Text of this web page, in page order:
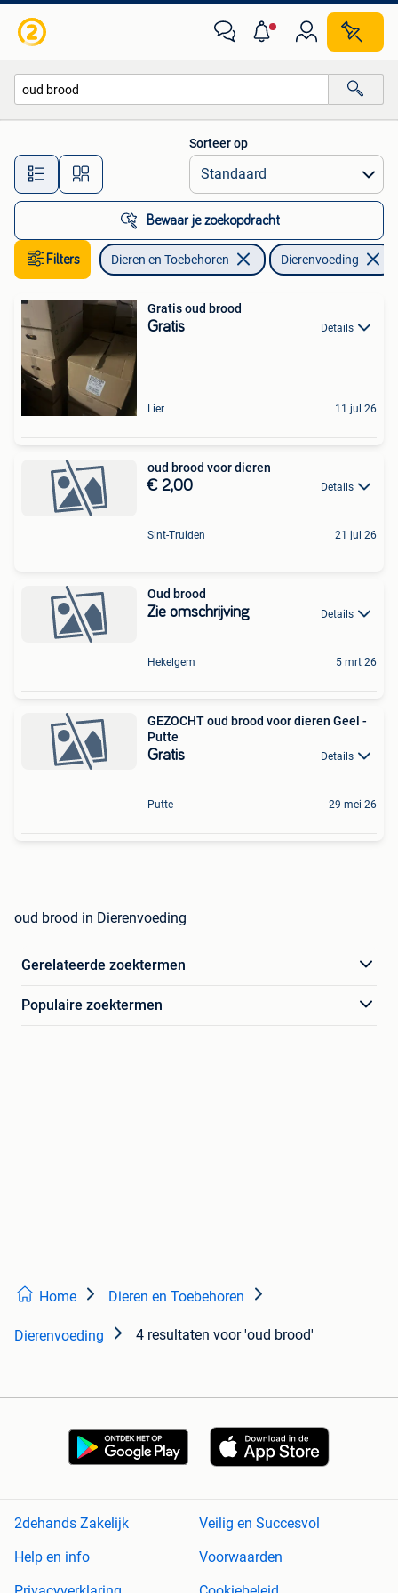
Alle afstanden…
Sorteer op
Bewaar je zoekopdracht
Filters Dieren en Toebehoren Dierenvoeding
Gratis oud brood
Gratis Details
Lier 11 jul 26
oud brood voor dieren
€ 2,00 Details
Sint-Truiden 21 jul 26
Oud brood
Zie omschrijving Details
Hekelgem 5 mrt 26
GEZOCHT oud brood voor dieren Geel -
Putte
Gratis Details
Putte 29 mei 26
oud brood in Dierenvoeding
Gerelateerde zoektermen
Populaire zoektermen
Home Dieren en Toebehoren
Dierenvoeding 4 resultaten voor 'oud brood'
2dehands Zakelijk
Veilig en Succesvol
Help en info
Voorwaarden